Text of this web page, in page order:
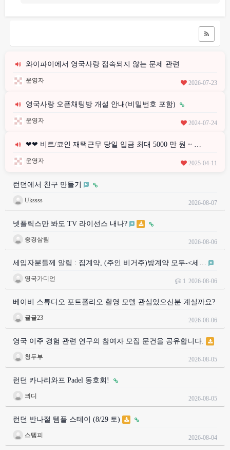
와이파이에서 영국사랑 접속되지 않는 문제 관련
운영자 2026-07-23
영국사랑 오픈채팅방 개설 안내(비밀번호 포함)
운영자 2024-07-24
❤❤ 비트/코인 재택근무 당일 입금 최대 5000 만 원 ~ …
운영자 2025-04-11
런던에서 친구 만들기
Ukssss 2026-08-07
넷플릭스만 봐도 TV 라이선스 내나?
중경삼림 2026-08-06
세입자분들께 알림 : 집계약, (주인 비거주)방계약 모두-<세…
영국가디언 1 2026-08-06
베이비 스튜디오 포트폴리오 촬영 모델 관심있으신분 계실까요?
귤귤23 2026-08-06
영국 이주 경험 관련 연구의 참여자 모집 문건을 공유합니다.
청두부 2026-08-05
런던 카나리와프 Padel 동호회!
믜디 2026-08-05
런던 반나절 템플 스테이 (8/29 토)
스템피 2026-08-04